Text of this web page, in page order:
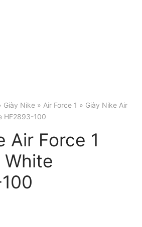
Giày Nike » Air Force 1 » Giày Nike Air
HF2893-100
Air Force 1
White